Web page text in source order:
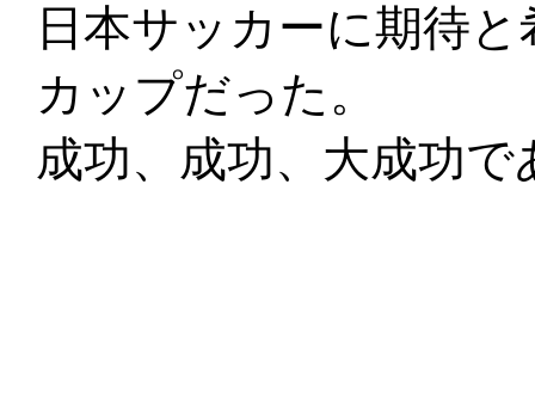
日本サッカーに期待
カップだった。
成功、成功、大成功で